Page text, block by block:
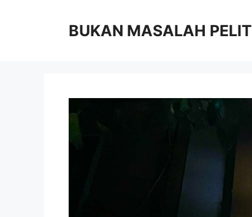
BUKAN MASALAH PELIT